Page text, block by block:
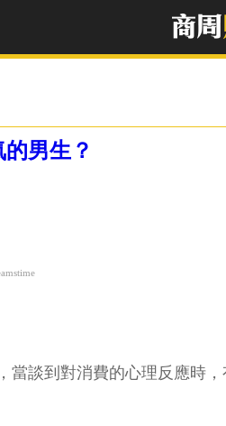
男生？
談到對消費的心理反應時